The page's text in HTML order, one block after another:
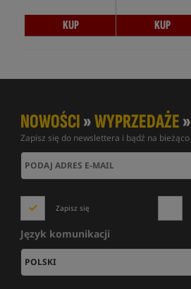
KUP KUP
NOWOŚCI»WYPRZEDAŻE»
Zapisz się do newslettera i bądź na bieżąco
Zapisz się
Język komunikacji